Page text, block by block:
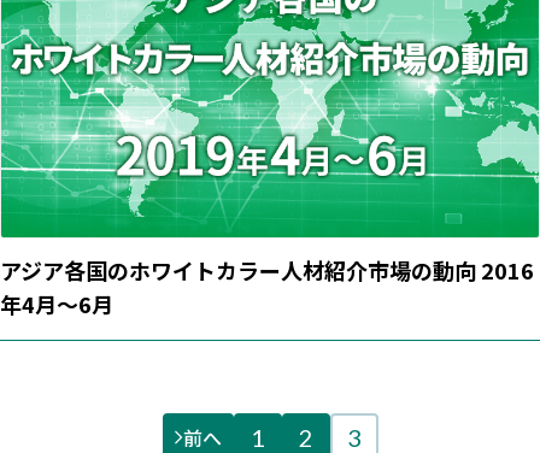
アジア各国のホワイトカラー人材紹介市場の動向 2016
年4月～6月
前へ 1 2 3